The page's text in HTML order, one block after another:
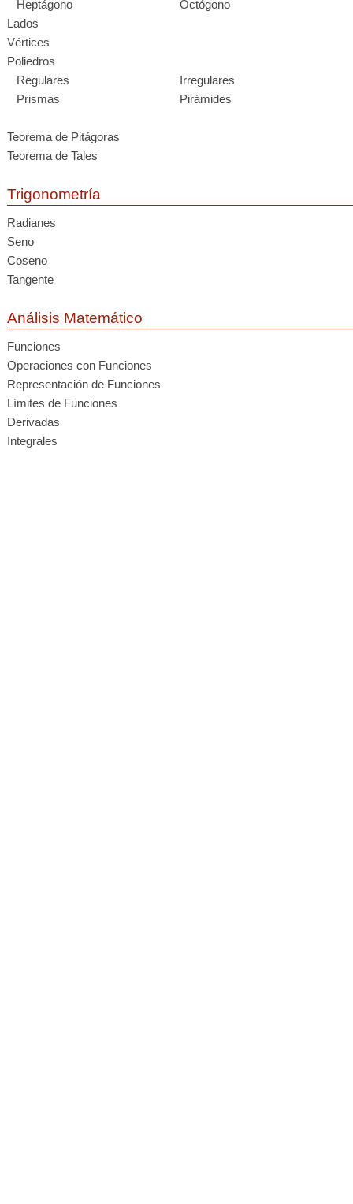
Heptágono
Octógono
Lados
Vértices
Poliedros
Regulares
Irregulares
Prismas
Pirámides
Teorema de Pitágoras
Teorema de Tales
Trigonometría
Radianes
Seno
Coseno
Tangente
Análisis Matemático
Funciones
Operaciones con Funciones
Representación de Funciones
Límites de Funciones
Derivadas
Integrales